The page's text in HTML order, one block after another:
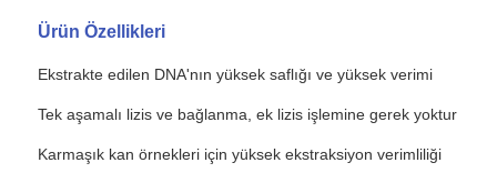
Ürün Özellikleri
Ekstrakte edilen DNA'nın yüksek saflığı ve yüksek verimi
Tek aşamalı lizis ve bağlanma, ek lizis işlemine gerek yoktur
Karmaşık kan örnekleri için yüksek ekstraksiyon verimliliği